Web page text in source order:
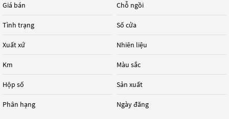
Giá bán
Tình trạng
Xuất xứ
Km
Hộp số
Phân hạng
Chỗ ngồi
Số cửa
Nhiên liệu
Màu sắc
Sản xuất
Ngày đăng